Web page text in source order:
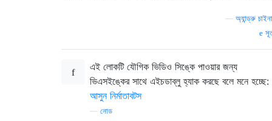
অ্যান্ড্রু
এই লোকটি যৌগিক ভিডিও সিঙ্কে পাওয়ার জন্য
ভিএসইঙ্কের সাথে এইচডাব্লু হ্যাক করছে বলে মনে হচ্ছে:
আসুন নির্মাতাবটস
নোড